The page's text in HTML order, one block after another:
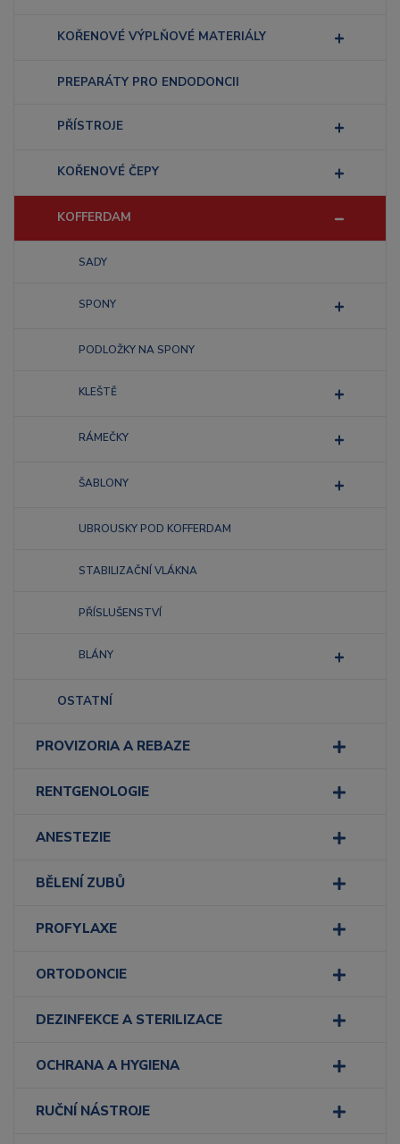
KOŘENOVÉ VÝPLŇOVÉ MATERIÁLY
PREPARÁTY PRO ENDODONCII
PŘÍSTROJE
KOŘENOVÉ ČEPY
KOFFERDAM
SADY
SPONY
PODLOŽKY NA SPONY
KLEŠTĚ
RÁMEČKY
ŠABLONY
UBROUSKY POD KOFFERDAM
STABILIZAČNÍ VLÁKNA
PŘÍSLUŠENSTVÍ
BLÁNY
OSTATNÍ
PROVIZORIA A REBAZE
RENTGENOLOGIE
ANESTEZIE
BĚLENÍ ZUBŮ
PROFYLAXE
ORTODONCIE
DEZINFEKCE A STERILIZACE
OCHRANA A HYGIENA
RUČNÍ NÁSTROJE